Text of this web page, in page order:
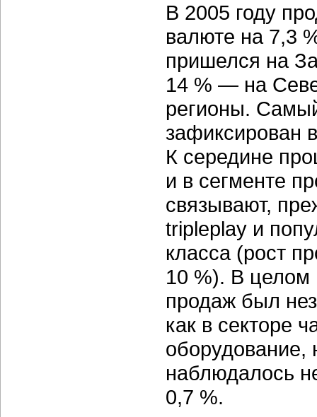
В 2005 году
валюте на 7,3
пришелся на
14 % — на
регионы.
зафиксирован
К середине
и в сегменте
связывают,
tripleplay и
класса (рост
10 %). В целом
продаж был
как в секторе
оборудование,
наблюдалось
0,7 %.